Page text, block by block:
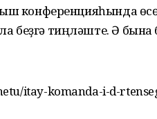
конференцияһында
тиңләште. Ә бына
itay-komanda-i-d-